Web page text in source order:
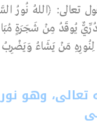
تعالى: ﴿اللهُ
يُوقَدُ مِنْ شَجَرَةٍ
مَنْ يَشَاءُ
وهو نور